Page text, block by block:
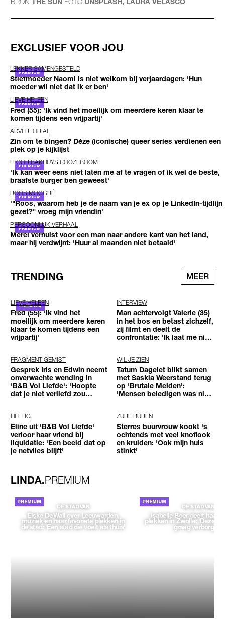
EXCLUSIEF VOOR JOU
LEKKER SAMENGESTELD
Stiefmoeder Naomi is niet welkom bij verjaardagen: 'Hun
moeder wil niet dat ik er ben'
LIEVE HELEEN
Fred (55): 'Ik vind het moeilijk om meerdere keren klaar te
komen tijdens een vrijpartij'
ADVERTORIAL
Zin om te bingen? Déze (iconische) queer series verdienen een
plek op je kijklijst
FLOOR BAKHUYS ROOZEBOOM
'Ik kan weer eens niet laten me af te vragen of ik wel de beste,
braafste burger ben geweest'
ROOS MOGGRÉ
'"Roos, waarom heb je de naam van je ex op je LinkedIn-tijdlijn
gezet?" vroeg mijn vriendin'
PERSOONLIJK VERHAAL
Merel verhuist voor een man naar andere kant van het land,
maar hij verdwijnt: 'Huur al maanden niet betaald'
TRENDING MEER
LIEVE HELEEN
Fred (55): 'Ik vind het
moeilijk om meerdere keren
klaar te komen tijdens een
vrijpartij'
INTERVIEW
Man achtervolgt Valerie (35)
in het bos en betast zichzelf,
zij filmt en deelt de
confrontatie: 'Ik laat me niet
FRAGMENT GEMIST
Gesprek Iris en Edwin neemt
onverwachte wending in
'B&B Vol Liefde': 'Hoopte
dat je niet verliefd zou
WIL JE ZIEN
Tatum Dagelet blikt samen
met Saskia Weerstand terug
op 'Brutale Meiden':
'Mensen beledigen was niet
HEFTIG
Eline uit 'B&B Vol Liefde'
verloor haar vriend bij
liquidatie: 'Een beeld dat op
je netvlies blijft'
ZURE BUREN
Sterres buurvrouw kookt 's
ochtends met veel knoflook
en kruiden: 'Ook mijn huis
stinkt'
LINDA.PREMIUM
DE STAD VAN
Elske DeWall over Leeuwarden,
muziek en haar favoriete plekken in
de stad: 'Een stad die voelt als thuis'
DE STAD VAN
Isabelle Boer deelt haar
plekken in Zwolle: 'Deze
graag verborgen'